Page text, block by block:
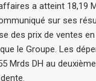
a atteint 18,19
sur ses
des prix de ventes
le Groupe. Les
Mrds DH au